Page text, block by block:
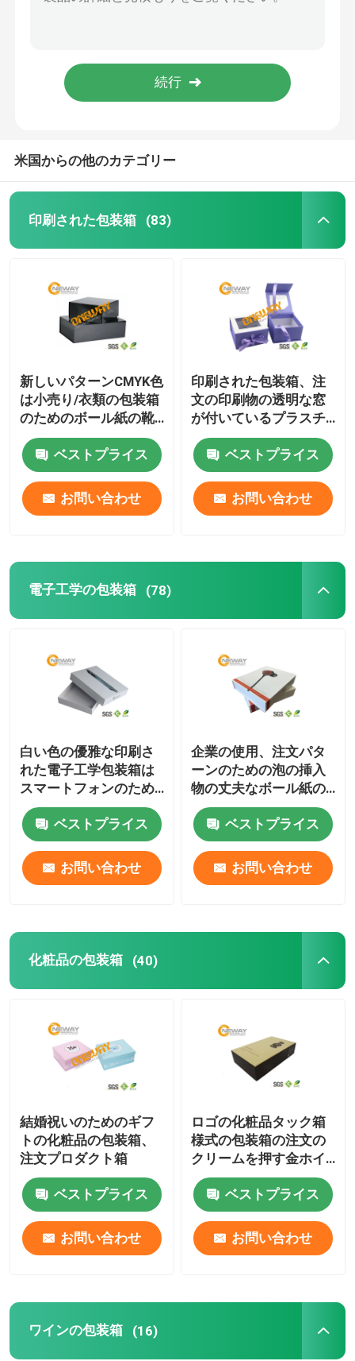
注文の包装箱
花の紙箱
注文のギフト用の箱
花のギフト用の箱
ペーパー ギフト用の箱
ペーパー包装袋
注文のラベルの札
ボール紙によっては陳列台が現れる
米国からの他のカテゴリー
印刷された包装箱 (83)
新しいパターンCMYK色
は小売り/衣類の包装箱
のためのボール紙の靴
箱を印刷しました
ベストプライス
お問い合わせ
印刷された包装箱、注
文の印刷物の透明な窓
が付いているプラスチ
ック枕箱のパッキング
ベストプライス
お問い合わせ
電子工学の包装箱 (78)
白い色の優雅な印刷さ
れた電子工学包装箱は
スマートフォンのため
のギフト用の箱を壁紙
を張りますベストプライス
お問い合わせ
企業の使用、注文パタ
ーンのための泡の挿入
物の丈夫なボール紙の
正方形の包装箱
ベストプライス
お問い合わせ
化粧品の包装箱 (40)
結婚祝いのためのギフ
トの化粧品の包装箱、
注文プロダクト箱
ベストプライス
お問い合わせ
ロゴの化粧品タック箱
様式の包装箱の注文の
クリームを押す金ホイ
ル
ベストプライス
お問い合わせ
ワインの包装箱 (16)